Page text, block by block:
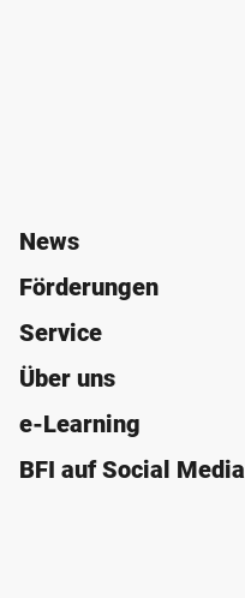
News
Förderungen
Service
Über uns
e-Learning
BFI auf Social Media